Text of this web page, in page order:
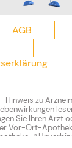
AGB
Hinweis zu
Sie Ihren Arzt
Vor-Ort-
³